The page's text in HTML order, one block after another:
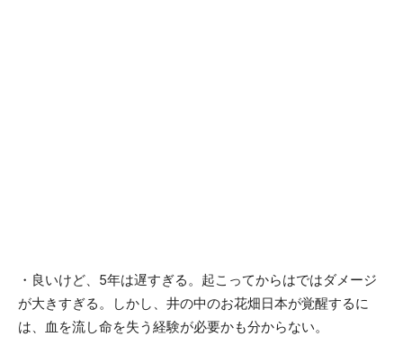
・良いけど、5年は遅すぎる。起こってからはではダメージ
が大きすぎる。しかし、井の中のお花畑日本が覚醒するに
は、血を流し命を失う経験が必要かも分からない。